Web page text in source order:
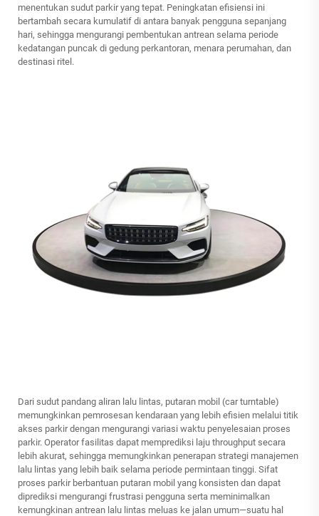
menentukan sudut parkir yang tepat. Peningkatan efisiensi ini
bertambah secara kumulatif di antara banyak pengguna sepanjang
hari, sehingga mengurangi pembentukan antrean selama periode
kedatangan puncak di gedung perkantoran, menara perumahan, dan
destinasi ritel.
Dari sudut pandang aliran lalu lintas, putaran mobil (car turntable)
memungkinkan pemrosesan kendaraan yang lebih efisien melalui titik
akses parkir dengan mengurangi variasi waktu penyelesaian proses
parkir. Operator fasilitas dapat memprediksi laju throughput secara
lebih akurat, sehingga memungkinkan penerapan strategi manajemen
lalu lintas yang lebih baik selama periode permintaan tinggi. Sifat
proses parkir berbantuan putaran mobil yang konsisten dan dapat
diprediksi mengurangi frustrasi pengguna serta meminimalkan
kemungkinan antrean lalu lintas meluas ke jalan umum—suatu hal